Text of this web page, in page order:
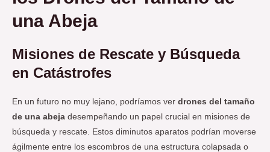
una Abeja
Misiones de Rescate y Búsqueda
en Catástrofes
En un futuro no muy lejano, podríamos ver drones del tamaño
de una abeja desempeñando un papel crucial en misiones de
búsqueda y rescate. Estos diminutos aparatos podrían moverse
ágilmente entre los escombros de una estructura colapsada o